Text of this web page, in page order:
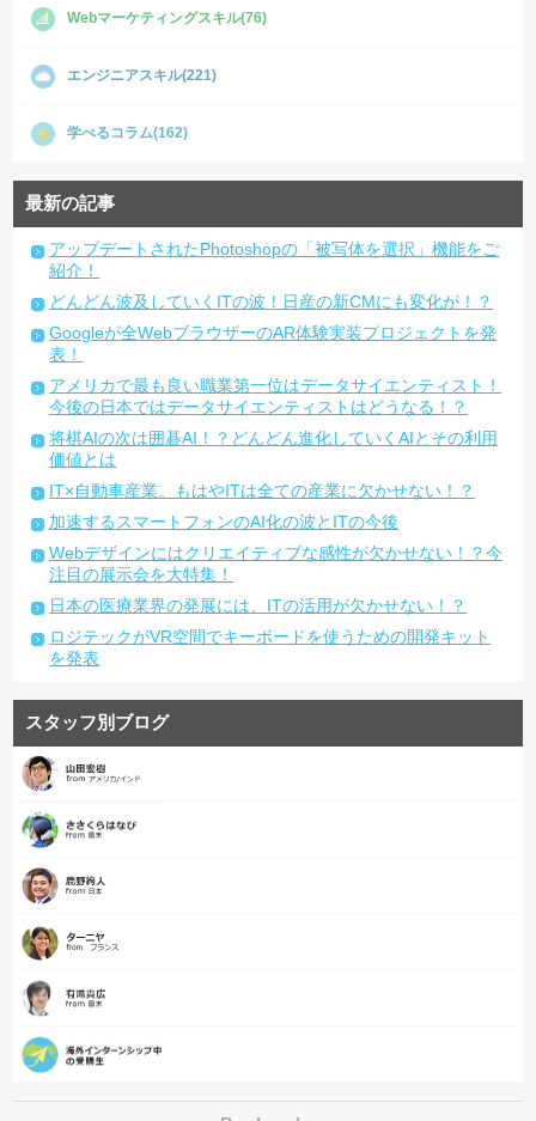
Webマーケティングスキル(76)
エンジニアスキル(221)
学べるコラム(162)
最新の記事
アップデートされたPhotoshopの「被写体を選択」機能をご
紹介！
どんどん波及していくITの波！日産の新CMにも変化が！？
Googleが全WebブラウザーのAR体験実装プロジェクトを発
表！
アメリカで最も良い職業第一位はデータサイエンティスト！
今後の日本ではデータサイエンティストはどうなる！？
将棋AIの次は囲碁AI！？どんどん進化していくAIとその利用
価値とは
IT×自動車産業。もはやITは全ての産業に欠かせない！？
加速するスマートフォンのAI化の波とITの今後
Webデザインにはクリエイティブな感性が欠かせない！？今
注目の展示会を大特集！
日本の医療業界の発展には、ITの活用が欠かせない！？
ロジテックがVR空間でキーボードを使うための開発キット
を発表
スタッフ別ブログ